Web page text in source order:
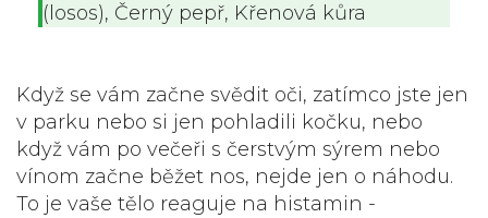
(losos), Černý pepř, Křenová kůra
Když se vám začne svědit oči, zatímco jste jen
v parku nebo si jen pohladili kočku, nebo
když vám po večeři s čerstvým sýrem nebo
vínom začne běžet nos, nejde jen o náhodu.
To je vaše tělo reaguje na histamin -